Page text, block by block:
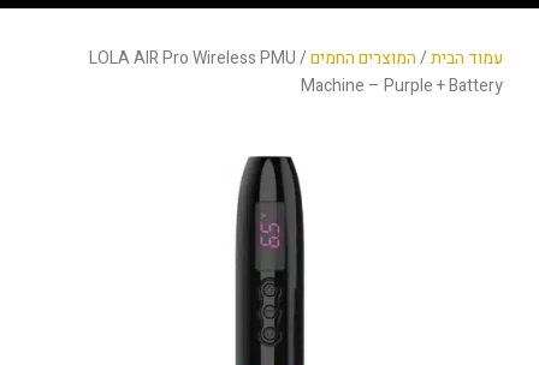
עמוד הבית/המוצרים החמים
/ LOLA AIR Pro Wireless PMU
Machine – Purple + Battery